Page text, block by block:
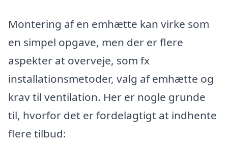
Montering af en emhætte kan virke som
en simpel opgave, men der er flere
aspekter at overveje, som fx
installationsmetoder, valg af emhætte og
krav til ventilation. Her er nogle grunde
til, hvorfor det er fordelagtigt at indhente
flere tilbud: